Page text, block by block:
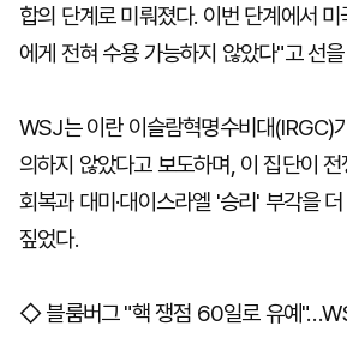
합의 단계로 미뤄졌다. 이번 단계에서 미
에게 전혀 수용 가능하지 않았다"고 선
WSJ는 이란 이슬람혁명수비대(IRGC)
의하지 않았다고 보도하며, 이 집단이
회복과 대미·대이스라엘 '승리' 부각을
짚었다.
◇ 블룸버그 "핵 쟁점 60일로 유예